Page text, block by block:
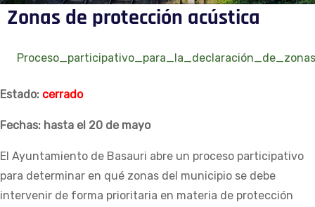
Zonas de protección acústica
Estado: cerrado
Fechas: hasta el 20 de mayo
El Ayuntamiento de Basauri abre un proceso participativo
para determinar en qué zonas del municipio se debe
intervenir de forma prioritaria en materia de protección